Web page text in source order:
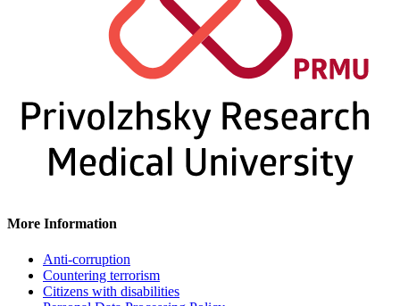
More Information
Anti-corruption
Countering terrorism
Citizens with disabilities